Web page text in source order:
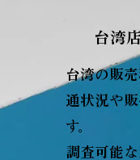
台湾
台湾の販
通状況や
す。
調査可能